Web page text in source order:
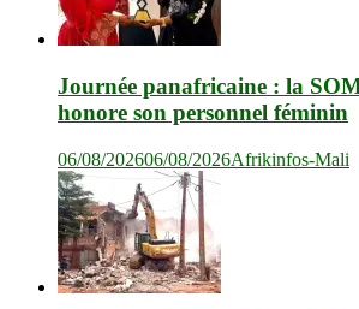
Journée panafricaine : la
honore son personnel féminin
06/08/202606/08/2026Afrikinfos-Mali